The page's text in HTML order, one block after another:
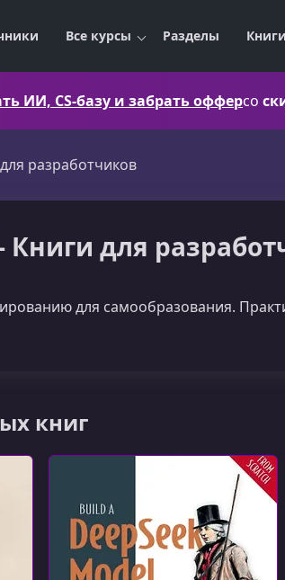
Все курсы Разделы Книги
ИИ, CS-базу и забрать офферсо
разработчиков
Книги для
для самообразования.
книг